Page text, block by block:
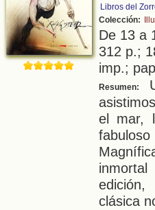
Libros del
Colección:
De 13 a
312 p.;
imp.;
Resumen:
el mar,
clásica